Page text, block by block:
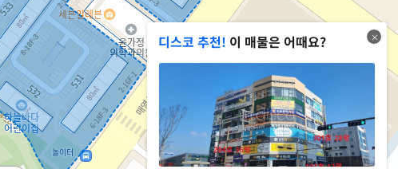
디스코 추천! 이 매물은 어때요?